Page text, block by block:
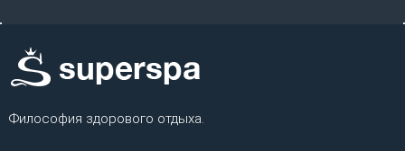
Философия здорового отдыха.